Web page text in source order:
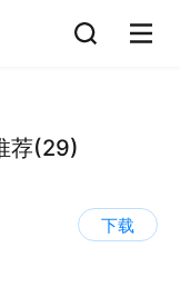
荐(29)
下载